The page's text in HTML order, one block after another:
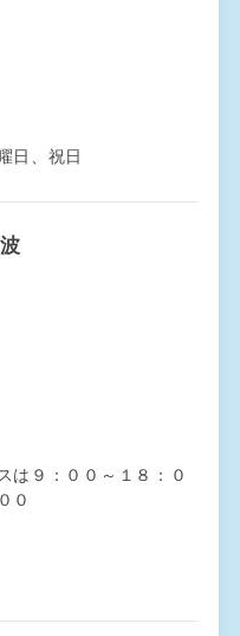
日、祝日
は９：００～１８：０
０